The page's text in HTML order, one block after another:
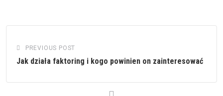
PREVIOUS POST
Jak działa faktoring i kogo powinien on zainteresować